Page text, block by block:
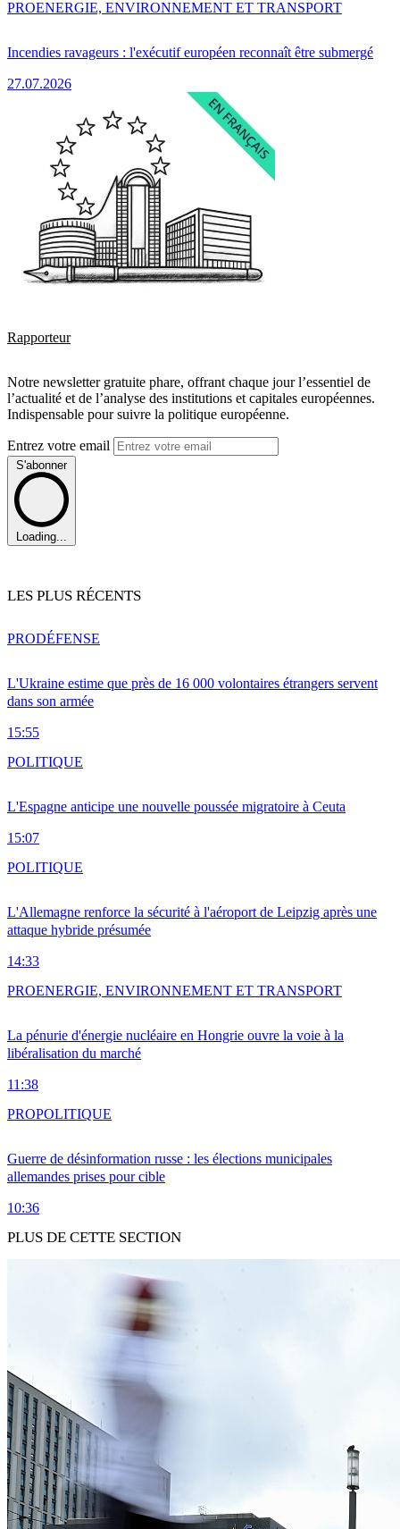
Incendies ravageurs : l'exécutif européen reconnaît être submergé
27.07.2026
PROENERGIE, ENVIRONNEMENT ET TRANSPORT
Rapporteur
Notre newsletter gratuite phare, offrant chaque jour l’essentiel de
l’actualité et de l’analyse des institutions et capitales européennes.
Indispensable pour suivre la politique européenne.
Entrez votre email
S'abonner
Loading...
LES PLUS RÉCENTS
L'Ukraine estime que près de 16 000 volontaires étrangers servent
dans son armée
15:55
PRODÉFENSE
L'Espagne anticipe une nouvelle poussée migratoire à Ceuta
15:07
POLITIQUE
L'Allemagne renforce la sécurité à l'aéroport de Leipzig après une
attaque hybride présumée
14:33
POLITIQUE
La pénurie d'énergie nucléaire en Hongrie ouvre la voie à la
libéralisation du marché
11:38
PROENERGIE, ENVIRONNEMENT ET TRANSPORT
Guerre de désinformation russe : les élections municipales
allemandes prises pour cible
10:36
PROPOLITIQUE
PLUS DE CETTE SECTION